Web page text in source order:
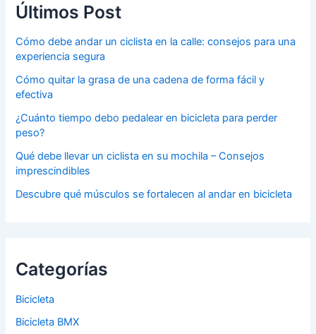
Últimos Post
Cómo debe andar un ciclista en la calle: consejos para una
experiencia segura
Cómo quitar la grasa de una cadena de forma fácil y
efectiva
¿Cuánto tiempo debo pedalear en bicicleta para perder
peso?
Qué debe llevar un ciclista en su mochila – Consejos
imprescindibles
Descubre qué músculos se fortalecen al andar en bicicleta
Categorías
Bicicleta
Bicicleta BMX